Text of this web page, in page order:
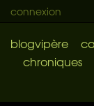
connexion
blogvipère
chroniques